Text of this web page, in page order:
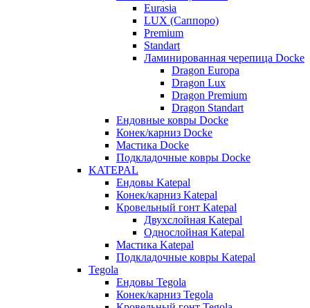
Eurasia
LUX (Саппоро)
Premium
Standart
Ламинированная черепица Docke
Dragon Europa
Dragon Lux
Dragon Premium
Dragon Standart
Ендовные ковры Docke
Конек/карниз Docke
Мастика Docke
Подкладочные ковры Docke
KATEPAL
Ендовы Katepal
Конек/карниз Katepal
Кровельный гонт Katepal
Двухслойная Katepal
Однослойная Katepal
Мастика Katepal
Подкладочные ковры Katepal
Tegola
Ендовы Tegola
Конек/карниз Tegola